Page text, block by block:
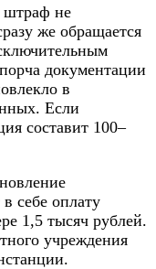
штраф не
же обращается
документации
в
Если
составит 100–
себе оплату
1,5 тысяч рублей.
учреждения